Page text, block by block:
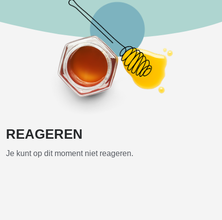
REAGEREN
Je kunt op dit moment niet reageren.